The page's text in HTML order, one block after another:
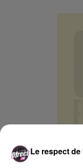
Le respect